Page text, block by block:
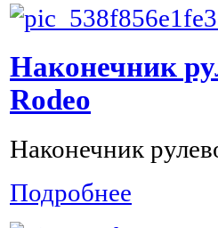
Наконечник
Rodeo
Наконечник
Подробнее